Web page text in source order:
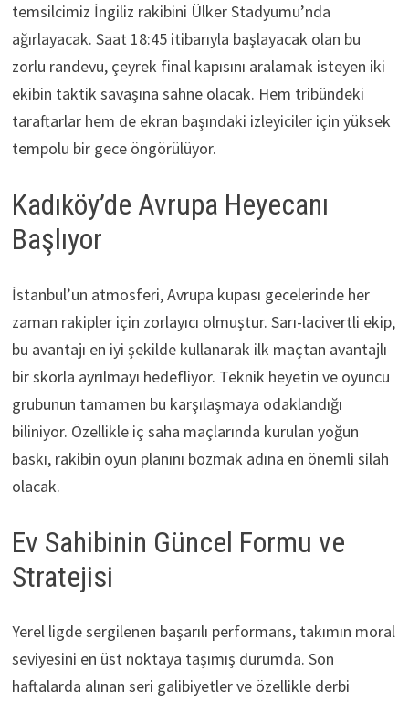
temsilcimiz İngiliz rakibini Ülker Stadyumu’nda
ağırlayacak. Saat 18:45 itibarıyla başlayacak olan bu
zorlu randevu, çeyrek final kapısını aralamak isteyen iki
ekibin taktik savaşına sahne olacak. Hem tribündeki
taraftarlar hem de ekran başındaki izleyiciler için yüksek
tempolu bir gece öngörülüyor.
Kadıköy’de Avrupa Heyecanı
Başlıyor
İstanbul’un atmosferi, Avrupa kupası gecelerinde her
zaman rakipler için zorlayıcı olmuştur. Sarı-lacivertli ekip,
bu avantajı en iyi şekilde kullanarak ilk maçtan avantajlı
bir skorla ayrılmayı hedefliyor. Teknik heyetin ve oyuncu
grubunun tamamen bu karşılaşmaya odaklandığı
biliniyor. Özellikle iç saha maçlarında kurulan yoğun
baskı, rakibin oyun planını bozmak adına en önemli silah
olacak.
Ev Sahibinin Güncel Formu ve
Stratejisi
Yerel ligde sergilenen başarılı performans, takımın moral
seviyesini en üst noktaya taşımış durumda. Son
haftalarda alınan seri galibiyetler ve özellikle derbi